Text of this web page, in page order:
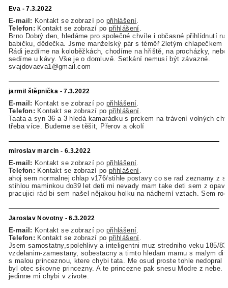
Eva - 7.3.2022
E-mail: Kontakt se zobrazí po přihlášení
Telefon: Kontakt se zobrazí po přihlášení
Brno Dobrý den, hledáme pro společné chvíle i občasné přihlídnutí
babičku, dědečka. Jsme manželský pár s téměř 2letým chlapečkem
Rádi jezdíme na koloběžkách, chodíme na hřiště, na procházky,
sedíme u kávy. Vše je o domluvě. Setkání nemusí být závazné.
svajdovaeva1@gmail.com
jarmil štěpnička - 7.3.2022
E-mail: Kontakt se zobrazí po přihlášení
Telefon: Kontakt se zobrazí po přihlášení
Taata a syn 36 a 3 hledá kamarádku s prckem na trávení volných
třeba více. Budeme se těšit, Přerov a okolí
miroslav marcin - 6.3.2022
E-mail: Kontakt se zobrazí po přihlášení
Telefon: Kontakt se zobrazí po přihlášení
ahoj sem normalnej chlap v176/stihle postavy co se rad zeznamy z
stihlou maminkou do39 let deti mi nevady mam take deti sem z
pracujici rád bi sem našel nějakou holku na nádherní vztach. Sem
Jaroslav Novotny - 6.3.2022
E-mail: Kontakt se zobrazí po přihlášení
Telefon: Kontakt se zobrazí po přihlášení
Jsem samostatny,spolehlivy a inteligentni muz stredniho veku 185/
vzdelanim-zamestany, sobestacny a timto hledam mamu s malym
s malou princeznou, ktere chybi tata. Me osud proste tohle nedopral
byl otec sikovne princezny. A te princezne pak snesu Modre z nebe.
jedinne mi chybi v zivote.